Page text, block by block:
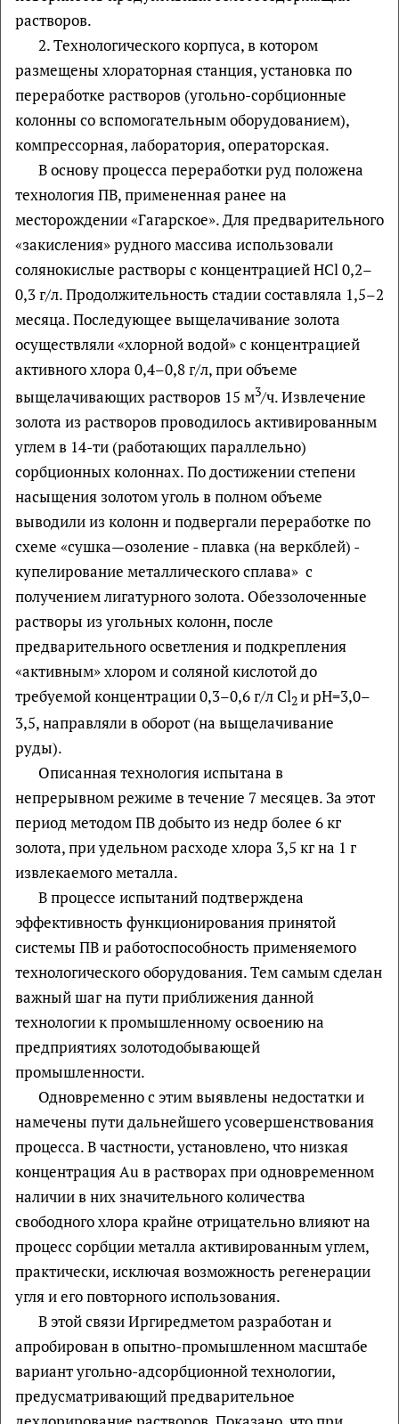
растворов.
2. Технологического корпуса, в котором
размещены хлораторная станция, установка по
переработке растворов (угольно-сорбционные
колонны со вспомогательным оборудованием),
компрессорная, лаборатория, операторская.
В основу процесса переработки руд положена
технология ПВ, примененная ранее на
месторождении «Гагарское». Для предварительного
«закисления» рудного массива использовали
солянокислые растворы с концентрацией HCl 0,2–
0,3 г/л. Продолжительность стадии составляла 1,5–2
месяца. Последующее выщелачивание золота
осуществляли «хлорной водой» с концентрацией
активного хлора 0,4–0,8 г/л, при объеме
выщелачивающих растворов 15 м3/ч. Извлечение
золота из растворов проводилось активированным
углем в 14-ти (работающих параллельно)
сорбционных колоннах. По достижении степени
насыщения золотом уголь в полном объеме
выводили из колонн и подвергали переработке по
схеме «сушка—озоление - плавка (на веркблей) -
купелирование металлического сплава» с
получением лигатурного золота. Обеззолоченные
растворы из угольных колонн, после
предварительного осветления и подкрепления
«активным» хлором и соляной кислотой до
требуемой концентрации 0,3–0,6 г/л Cl2и рН=3,0–
3,5, направляли в оборот (на выщелачивание
руды).
Описанная технология испытана в
непрерывном режиме в течение 7 месяцев. За этот
период методом ПВ добыто из недр более 6 кг
золота, при удельном расходе хлора 3,5 кг на 1 г
извлекаемого металла.
В процессе испытаний подтверждена
эффективность функционирования принятой
системы ПВ и работоспособность применяемого
технологического оборудования. Тем самым сделан
важный шаг на пути приближения данной
технологии к промышленному освоению на
предприятиях золотодобывающей
промышленности.
Одновременно с этим выявлены недостатки и
намечены пути дальнейшего усовершенствования
процесса. В частности, установлено, что низкая
концентрация Au в растворах при одновременном
наличии в них значительного количества
свободного хлора крайне отрицательно влияют на
процесс сорбции металла активированным углем,
практически, исключая возможность регенерации
угля и его повторного использования.
В этой связи Иргиредметом разработан и
апробирован в опытно-промышленном масштабе
вариант угольно-адсорбционной технологии,
предусматривающий предварительное